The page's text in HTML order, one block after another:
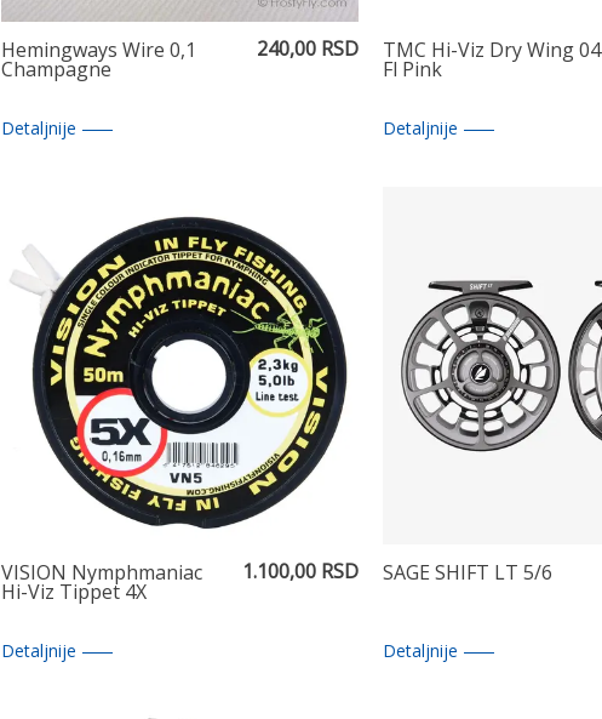
Hemingways Wire 0,1
Champagne
240,00 RSD
Detaljnije
TMC Hi-Viz Dry Wing 04
Fl Pink
Detaljnije
VISION Nymphmaniac
Hi-Viz Tippet 4X
1.100,00 RSD
Detaljnije
SAGE SHIFT LT 5/6
Detaljnije